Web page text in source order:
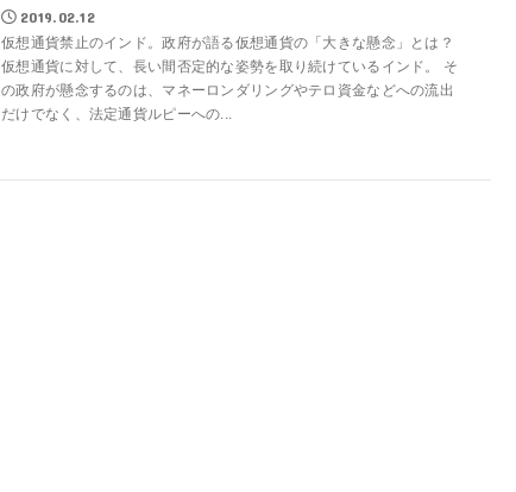
2019.02.12
仮想通貨禁止のインド。政府が語る仮想通貨の「大きな懸念」とは？
仮想通貨に対して、長い間否定的な姿勢を取り続けているインド。 そ
の政府が懸念するのは、マネーロンダリングやテロ資金などへの流出
だけでなく、法定通貨ルピーへの...